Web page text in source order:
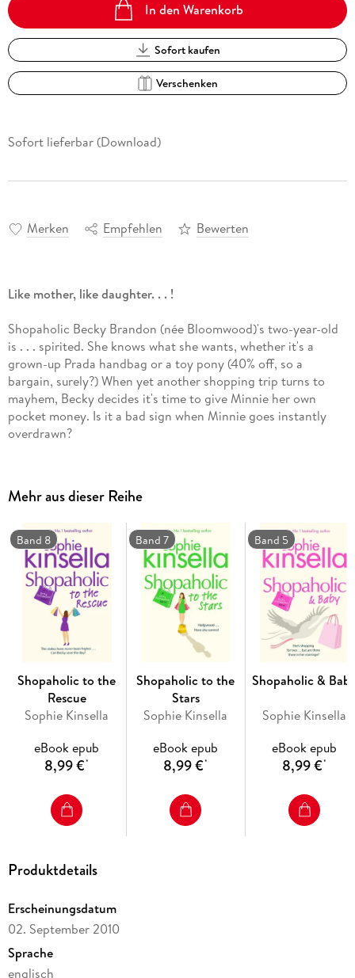
In den Warenkorb
Sofort kaufen
Verschenken
Sofort lieferbar (Download)
Merken Empfehlen Bewerten
Like mother, like daughter. . . !
Shopaholic Becky Brandon (née Bloomwood)'s two-year-old
is . . . spirited. She knows what she wants, whether it's a
grown-up Prada handbag or a toy pony (40% off, so a
bargain, surely?) When yet another shopping trip turns to
mayhem, Becky decides it's time to give Minnie her own
pocket money. Is it a bad sign when Minnie goes instantly
overdrawn?
needs cheering up, so what better way to do it than to throw
a fabulous surprise party? A thrifty party, of course. Except
economising and keeping a secret have never been Becky's
strong points . . .
Everybody loves Sophie Kinsella:
"I almost cried with laughter"Daily Mail
"Hilarious . . . you'll laugh and gasp on every page"Jenny
"Properly mood-altering . . . funny, fast and farcical. I loved
it"Jojo Moyes
"A superb tale. Five stars!"
Heat
OUT NOW
Sunday Times
bestseller from Sophie
Kinsella:CHRISTMAS SHOPAHOLIC
LOVE YOUR LIFE
Mehr aus dieser Reihe
Band 8
Shopaholic to the
Rescue
Sophie Kinsella
eBook epub
8,99 €*
Band 7
Shopaholic to the
Stars
Sophie Kinsella
eBook epub
8,99 €*
Band 5
Shopaholic &
Sophie Kinsella
eBook epub
8,99 €*
Produktdetails
Erscheinungsdatum
02. September 2010
Sprache
englisch